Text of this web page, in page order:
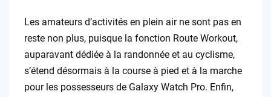
Les amateurs d’activités en plein air ne sont pas en
reste non plus, puisque la fonction Route Workout,
auparavant dédiée à la randonnée et au cyclisme,
s’étend désormais à la course à pied et à la marche
pour les possesseurs de Galaxy Watch Pro. Enfin,